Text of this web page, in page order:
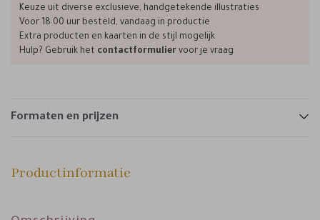
Keuze uit diverse exclusieve, handgetekende illustraties
Voor 18.00 uur besteld, vandaag in productie
Extra producten en kaarten in de stijl mogelijk
Hulp? Gebruik het contactformulier voor je vraag
Formaten en prijzen
Productinformatie